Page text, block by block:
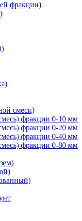
фракции)
смеси)
фракции 0-10 мм
фракции 0-20 мм
фракции 0-40 мм
фракции 0-80 мм